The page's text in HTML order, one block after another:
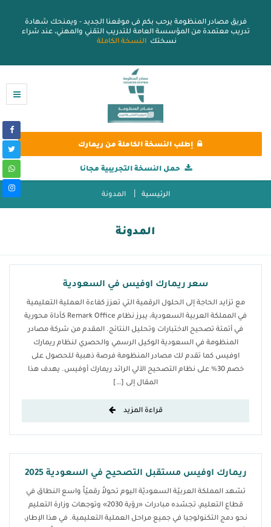
فريق مصادر المنظومة يرحب بكم فى موقعنا الجديد - ويمنحك شهادة
تدريب معتمدة من المؤسسة العامة للتدريب التقني والمهني، عند شراء
نسختكالنسخة الكاملة
إطلب النسخة الكاملة من ريمارك
حمل النسخة التجريبية مجانا
الرئيسية المدونة
المدونة
سعر ريمارك اوفيس في السعودية
مع تزايد الحاجة إلى الحلول الرقمية التي تعزز كفاءة العملية التعليمية
في المملكة العربية السعودية، يبرز نظام Remark Office كأداة محورية
في أتمتة تصحيح الاختبارات وتحليل النتائج. المقدم من شركة مصادر
المنظومة في السعودية الوكيل الرسمي والحصري لنظام ريمارك
اوفيس كما تقدم لك مصادر المنظومة فرصة ذهبية للحصول على
خصم 30% على نظام التصحيح الآلي الرائد ريمارك أوفيس. يهدف هذا
المقال إلى […]
قراءة المزيد
ريمارك اوفيس مستقبل التصحيح في السعودية 2025
تشهد المملكة العربيّة السعوديّة اليوم تحولاً رقميّاً واسع النطاق في
قطاع التعليم، تجسّده مبادرات «رؤية 2030» وتوجهات وزارة التعليم
نحو دمج التكنولوجيا في جميع مراحل العملية التعليمية. في هذا الإطار،